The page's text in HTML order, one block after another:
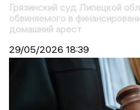
Грязинский суд Липецкой
обвиняемого в
домашний арест
29/05/2026 18:39